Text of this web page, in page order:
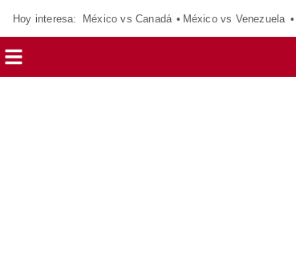
Hoy interesa: México vs Canadá México vs Venezuela